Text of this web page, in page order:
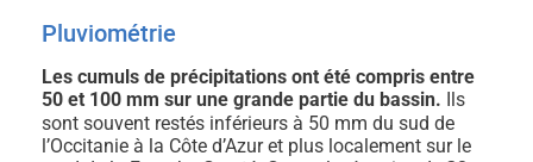
Pluviométrie
Les cumuls de précipitations ont été compris entre
50 et 100 mm sur une grande partie du bassin.
Ils
sont souvent restés inférieurs à 50 mm du sud de
l’Occitanie à la Côte d’Azur et plus localement sur le